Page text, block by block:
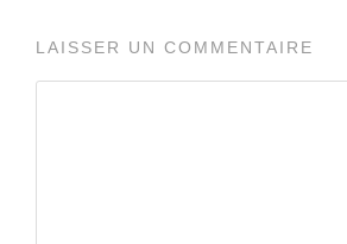
LAISSER UN COMMENTAIRE